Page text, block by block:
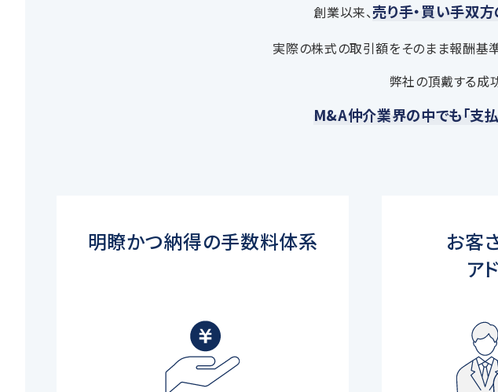
創業以来、売り手・買い手双
実際の株式の取引額をそのまま報酬基
弊社の頂戴する成
M&A仲介業界の中でも「支
明瞭かつ納得の手数料体系
お客
ア